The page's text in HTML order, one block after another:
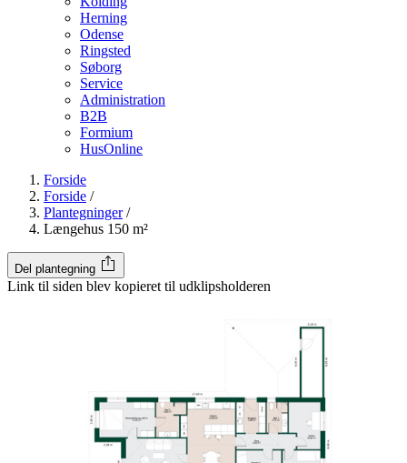
Herning
Odense
Ringsted
Søborg
Service
Administration
B2B
Formium
HusOnline
Forside
Forside /
Plantegninger /
Længehus 150 m²
Del plantegning
Link til siden blev kopieret til udklipsholderen